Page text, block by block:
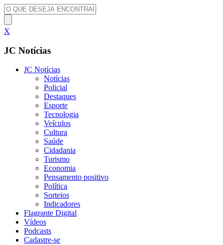
X
JC Notícias
JC Notícias
Notícias
Policial
Destaques
Esporte
Tecnologia
Veículos
Cultura
Saúde
Cidadania
Turismo
Economia
Pensamento positivo
Política
Sorteios
Indicadores
Flagrante Digital
Vídeos
Podcasts
Cadastre-se